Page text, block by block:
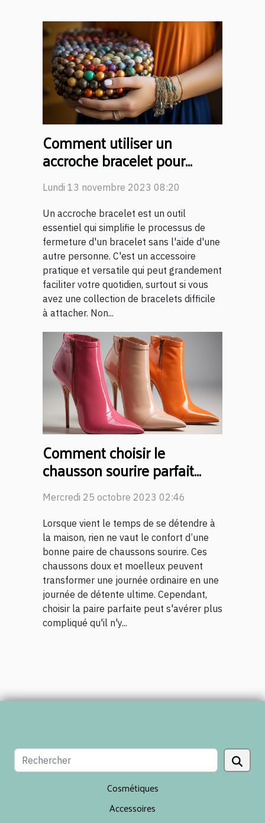
Comment utiliser un
accroche bracelet pour
faciliter votre quotidien
Lundi 13 novembre 2023 08:20
Un accroche bracelet est un outil
essentiel qui simplifie le processus de
fermeture d'un bracelet sans l'aide d'une
autre personne. C'est un accessoire
pratique et versatile qui peut grandement
faciliter votre quotidien, surtout si vous
avez une collection de bracelets difficile
à attacher. Non...
Comment choisir le
chausson sourire parfait
pour votre confort quotidien
Mercredi 25 octobre 2023 02:46
Lorsque vient le temps de se détendre à
la maison, rien ne vaut le confort d’une
bonne paire de chaussons sourire. Ces
chaussons doux et moelleux peuvent
transformer une journée ordinaire en une
journée de détente ultime. Cependant,
choisir la paire parfaite peut s'avérer plus
compliqué qu'il n'y...
Cosmétiques
Accessoires